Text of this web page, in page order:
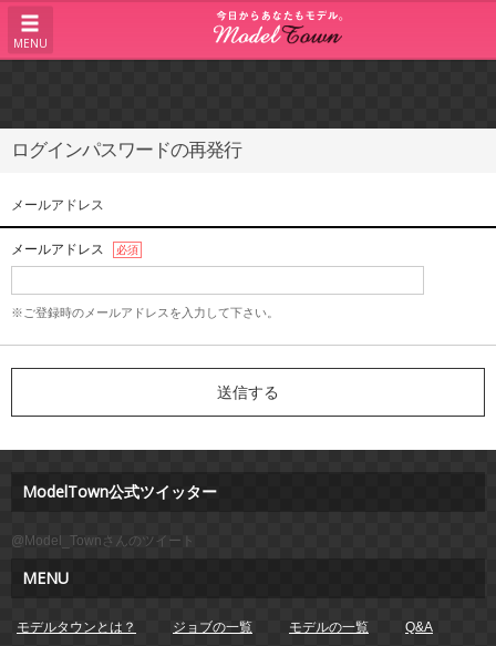
MENU
ログインパスワードの再発行
メールアドレス
メールアドレス 必須
※ご登録時のメールアドレスを入力して下さい。
ModelTown公式ツイッター
@Model_Townさんのツイート
MENU
モデルタウンとは？ ジョブの一覧 モデルの一覧 Q&A